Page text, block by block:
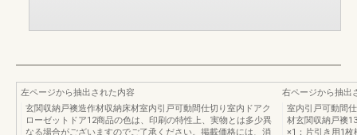
左ページから抽出された内容
玄関収納戸襖造作材収納床材室内引戸可動間仕切り室内ドアク
ローゼットドア12商品の色は、印刷の特性上、実物とは多少異
なる場合がございますのでご了承ください。掲載価格には、消
右ページから抽出
室内引戸可動間
材玄関収納戸襖
×1：片引き用1枚